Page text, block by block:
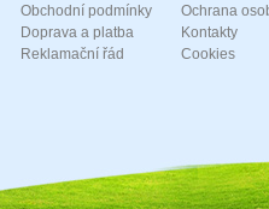
Obchodní podmínky
Doprava a platba
Reklamační řád
Ochrana
Kontakty
Cookies